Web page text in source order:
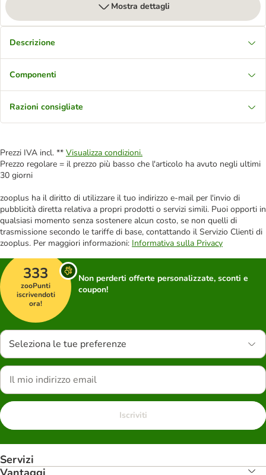
Mostra dettagli
Descrizione
Componenti
Razioni consigliate
Prezzi IVA incl. ** Visualizza condizioni.
Prezzo regolare = il prezzo più basso che l'articolo ha avuto negli ultimi
30 giorni
zooplus ha il diritto di utilizzare il tuo indirizzo e-mail per l'invio di
pubblicità diretta relativa a propri prodotti o servizi simili. Puoi opporti in
qualsiasi momento senza sostenere alcun costo, se non quelli di
trasmissione secondo le tariffe di base, contattando il Servizio Clienti di
zooplus. Per maggiori informazioni: Informativa sulla Privacy
333
zooPunti
iscrivendoti
ora!
Non perderti offerte personalizzate, sconti e
coupon!
Seleziona le tue preferenze
Iscriviti
Servizi